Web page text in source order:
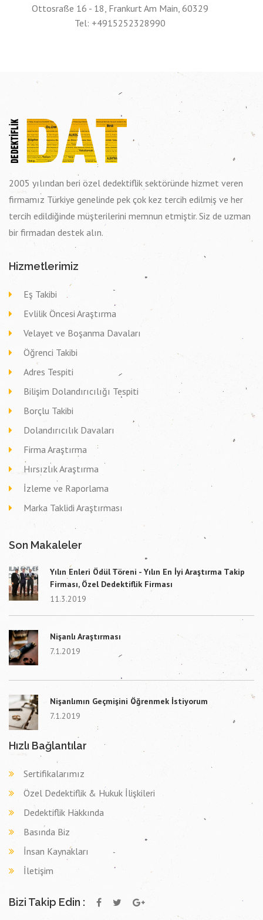
Ottosraße 16 - 18, Frankurt Am Main, 60329
Tel: +4915252328990
2005 yılından beri özel dedektiflik sektöründe hizmet veren
firmamız Türkiye genelinde pek çok kez tercih edilmiş ve her
tercih edildiğinde müşterilerini memnun etmiştir. Siz de uzman
bir firmadan destek alın.
Hizmetlerimiz
Eş Takibi
Evlilik Öncesi Araştırma
Velayet ve Boşanma Davaları
Öğrenci Takibi
Adres Tespiti
Bilişim Dolandırıcılığı Tespiti
Borçlu Takibi
Dolandırıcılık Davaları
Firma Araştırma
Hırsızlık Araştırma
İzleme ve Raporlama
Marka Taklidi Araştırması
Son Makaleler
Yılın Enleri Ödül Töreni - Yılın En İyi Araştırma Takip
Firması, Özel Dedektiflik Firması
11.3.2019
Nişanlı Araştırması
7.1.2019
Nişanlımın Geçmişini Öğrenmek İstiyorum
7.1.2019
Hızlı Bağlantılar
Sertifikalarımız
Özel Dedektiflik & Hukuk İlişkileri
Dedektiflik Hakkında
Basında Biz
İnsan Kaynakları
İletişim
Bizi Takip Edin :